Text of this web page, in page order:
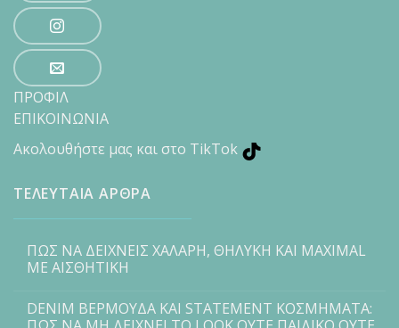
ΠΡΟΦΙΛ
ΕΠΙΚΟΙΝΩΝΙΑ
Ακολουθήστε μας και στο TikTok
ΤΕΛΕΥΤΑΙΑ ΑΡΘΡΑ
ΠΩΣ ΝΑ ΔΕΙΧΝΕΙΣ ΧΑΛΑΡΗ, ΘΗΛΥΚΗ ΚΑΙ MAXIMAL
ΜΕ ΑΙΣΘΗΤΙΚΗ
DENIM ΒΕΡΜΟΥΔΑ ΚΑΙ STATEMENT ΚΟΣΜΗΜΑΤΑ: